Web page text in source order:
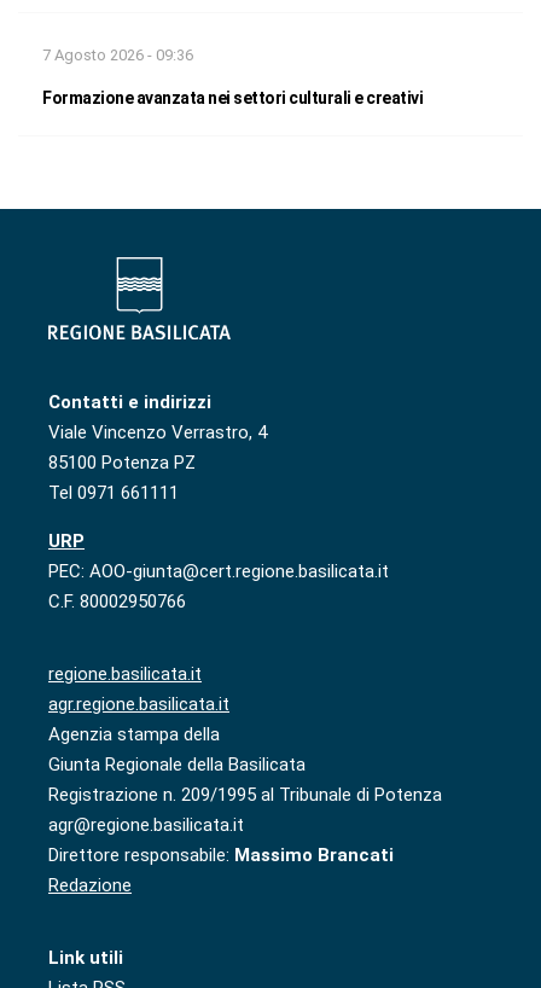
7 Agosto 2026 - 09:36
Formazione avanzata nei settori culturali e creativi
Contatti e indirizzi
Viale Vincenzo Verrastro, 4
85100 Potenza PZ
Tel 0971 661111
URP
PEC: AOO-giunta@cert.regione.basilicata.it
C.F. 80002950766
regione.basilicata.it
agr.regione.basilicata.it
Agenzia stampa della
Giunta Regionale della Basilicata
Registrazione n. 209/1995 al Tribunale di Potenza
agr@regione.basilicata.it
Direttore responsabile: Massimo Brancati
Redazione
Link utili